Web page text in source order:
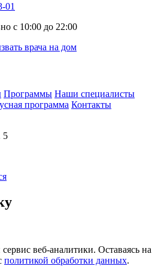
01
с 10:00 до 22:00
врача на дом
Программы Наши специалисты
программа Контакты
5
веб-аналитики. Оставаясь на
политикой обработки данных.